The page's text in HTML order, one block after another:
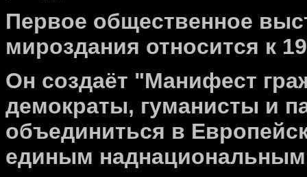
Первое общественное
мироздания относится к
Он создаёт "Манифест
демократы, гуманисты и
объединиться в
единым